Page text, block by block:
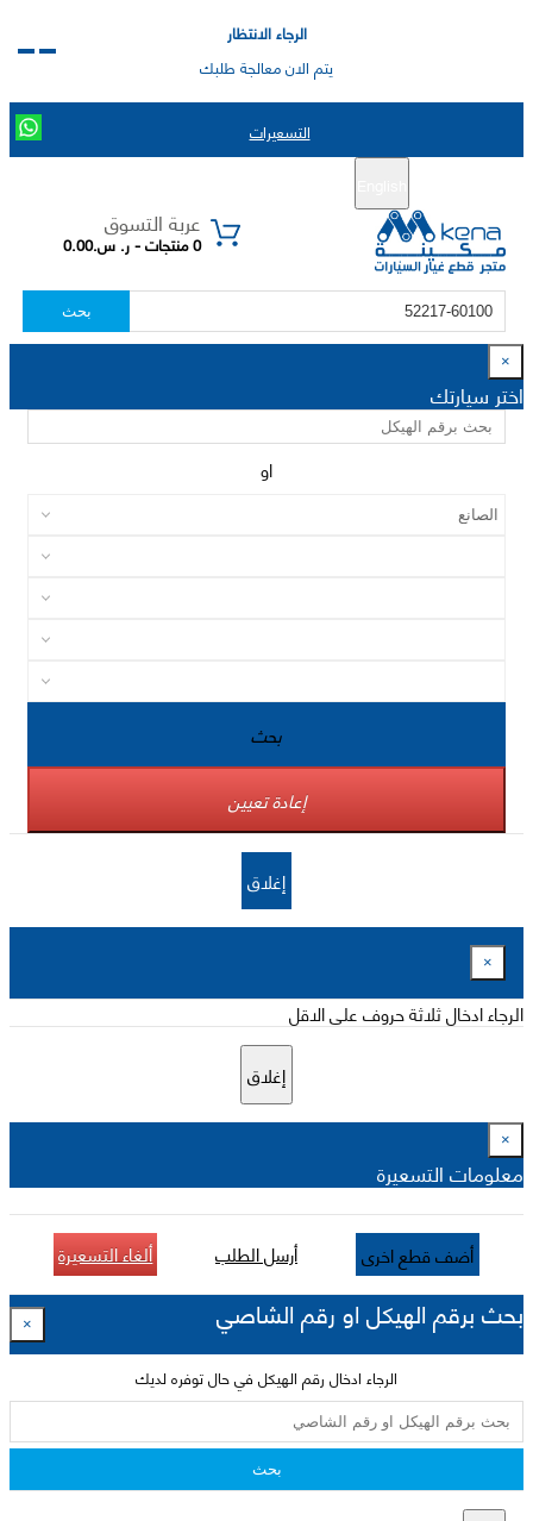
الرجاء الانتظار
يتم الان معالجة طلبك
التسعيرات
عربة التسوق
0 منتجات - ر. س.0.00
بحث
×
اختر سيارتك
او
بحث
إعادة تعيين
إغلاق
×
الرجاء ادخال ثلاثة حروف على الاقل
إغلاق
×
معلومات التسعيرة
أضف قطع اخرى أرسل الطلب ألغاء التسعيرة
بحث برقم الهيكل او رقم الشاصي ×
الرجاء ادخال رقم الهيكل في حال توفره لديك
بحث